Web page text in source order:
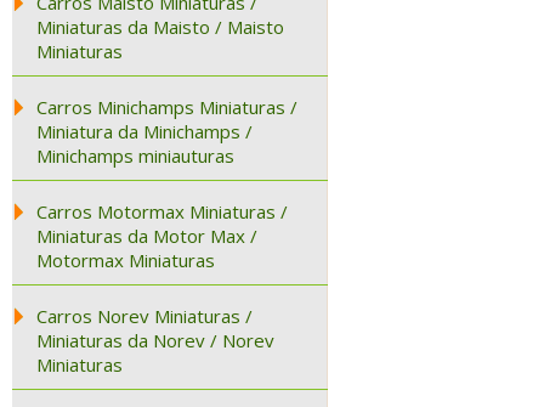
Miniaturas da Maisto / Maisto
Miniaturas
Carros Minichamps Miniaturas /
Miniatura da Minichamps /
Minichamps miniauturas
Carros Motormax Miniaturas /
Miniaturas da Motor Max /
Motormax Miniaturas
Carros Norev Miniaturas /
Miniaturas da Norev / Norev
Miniaturas